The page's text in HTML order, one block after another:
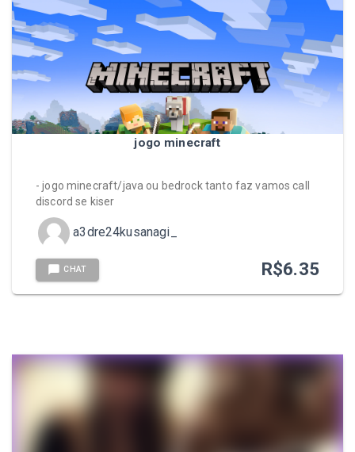
jogo minecraft
- jogo minecraft/java ou bedrock tanto faz vamos call
discord se kiser
a3dre24kusanagi_
CHAT R$6.35